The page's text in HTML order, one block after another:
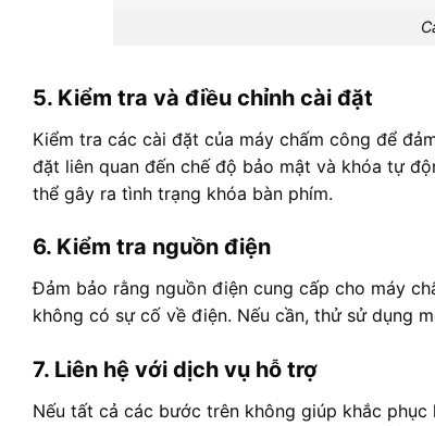
5. Kiểm tra và điều chỉnh cài đặt
Kiểm tra các cài đặt của máy chấm công để
đặt liên quan đến chế độ bảo mật và khóa tự
thể gây ra tình trạng khóa bàn phím.
6. Kiểm tra nguồn điện
Đảm bảo rằng nguồn điện cung cấp cho máy
không có sự cố về điện. Nếu cần, thử sử dụng
7. Liên hệ với dịch vụ hỗ trợ
Nếu tất cả các bước trên không giúp khắc